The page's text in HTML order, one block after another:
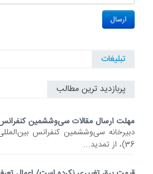
تبلیغات
پربازدید ترین مطالب
مهلت ارسال مقالات سی‌وششمین
36)، از تمدید...